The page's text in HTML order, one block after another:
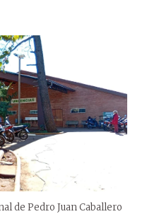
de Pedro Juan Caballero